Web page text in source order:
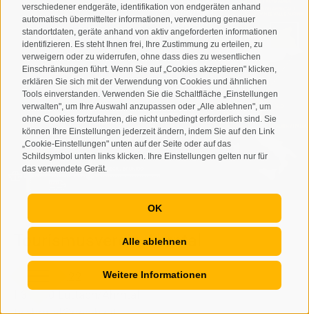
verschiedener endgeräte, identifikation von endgeräten anhand
automatisch übermittelter informationen, verwendung genauer
standortdaten, geräte anhand von aktiv angeforderten informationen
identifizieren. Es steht Ihnen frei, Ihre Zustimmung zu erteilen, zu
verweigern oder zu widerrufen, ohne dass dies zu wesentlichen
Einschränkungen führt. Wenn Sie auf „Cookies akzeptieren" klicken,
erklären Sie sich mit der Verwendung von Cookies und ähnlichen
Tools einverstanden. Verwenden Sie die Schaltfläche „Einstellungen
verwalten", um Ihre Auswahl anzupassen oder „Alle ablehnen", um
ohne Cookies fortzufahren, die nicht unbedingt erforderlich sind. Sie
können Ihre Einstellungen jederzeit ändern, indem Sie auf den Link
„Cookie-Einstellungen" unten auf der Seite oder auf das
Schildsymbol unten links klicken. Ihre Einstellungen gelten nur für
das verwendete Gerät.
OK
Alle ablehnen
Weitere Informationen
Tourismusverein Ahrntal